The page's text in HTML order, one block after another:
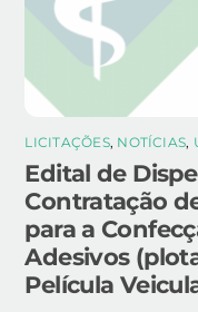
LICITAÇÕES, NOTÍCIAS,
Edital de
Contratação
para a
Adesivos
Película